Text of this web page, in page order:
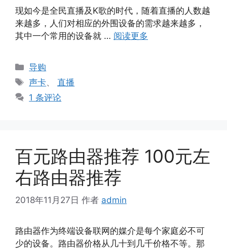
现如今是全民直播及K歌的时代，随着直播的人数越
来越多，人们对相应的外围设备的需求越来越多，
其中一个常用的设备就 … 阅读更多
分
类
导购
标
签
声卡、 直播
1 条评论
百元路由器推荐 100元左
右路由器推荐
2018年11月27日 作者 admin
路由器作为终端设备联网的媒介是每个家庭必不可
少的设备。路由器价格从几十到几千价格不等。那